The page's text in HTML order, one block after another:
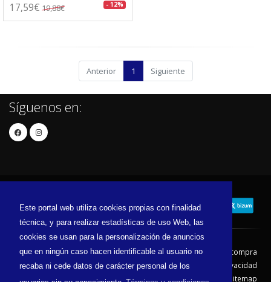
Este portal web utiliza cookies propias con finalidad
técnica, y para realizar estadísticas de uso Web, las
cookies se usan para la personalización de anuncios
que en ningún caso hacen identificable al usuario no
recaba ni cede datos de carácter personal de los
17,59€ 19,88€ - 12%
Anterior 1 Siguiente
Síguenos en:
Contacto Aviso Legal
Condiciones de compra
Política de envíos
Política de devolución
Política de Privacidad
Política de Cookies
Sitemap